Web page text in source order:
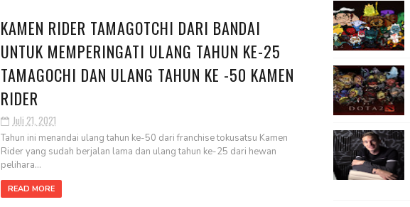
KAMEN RIDER TAMAGOTCHI DARI BANDAI
UNTUK MEMPERINGATI ULANG TAHUN KE-25
TAMAGOCHI DAN ULANG TAHUN KE -50 KAMEN
RIDER
Juli 21, 2021
Tahun ini menandai ulang tahun ke-50 dari franchise tokusatsu Kamen
Rider yang sudah berjalan lama dan ulang tahun ke-25 dari hewan
pelihara...
READ MORE